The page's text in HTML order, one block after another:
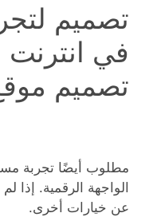
تصميم
في
تصميم
مطلوب أيضًا تجربة
الواجهة الرقمية.
عن خيارات أخرى.